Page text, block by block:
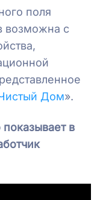
поля
возможна с
Дом».
показывает в